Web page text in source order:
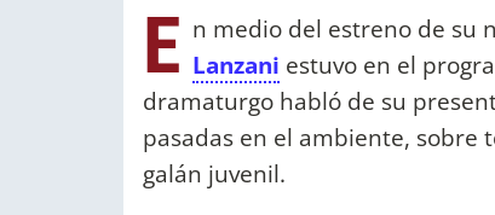
E n medio del estreno de su
Lanzani estuvo en el
dramaturgo habló de su
pasadas en el ambiente, sobre
galán juvenil.